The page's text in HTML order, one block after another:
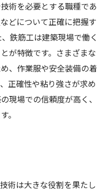
術を必要とする職種であ
どについて正確に把握す
鉄筋工は建築現場で働く
が特徴です。さまざまな
、作業服や安全装備の着
正確性や粘り強さが求め
現場での信頼度が高く、
。
術は大きな役割を果たし